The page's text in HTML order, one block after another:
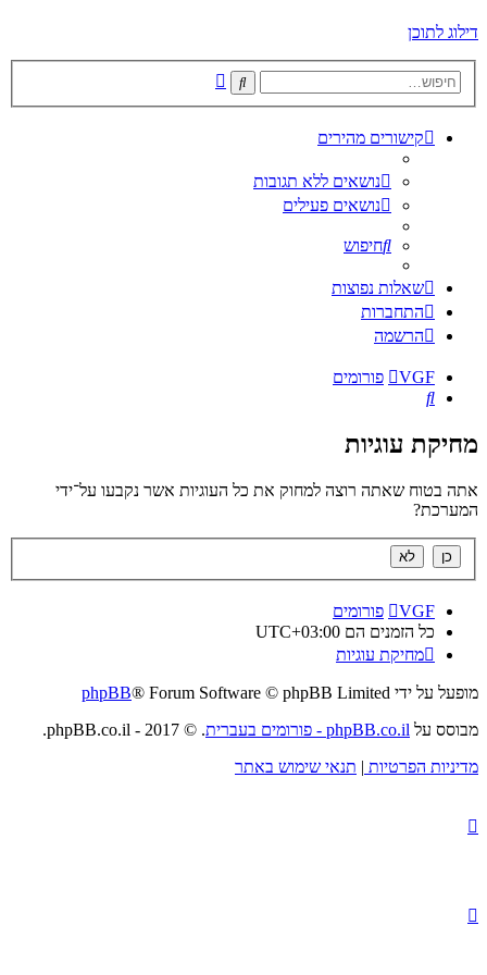
דילוג לתוכן
חיפוש
קישורים מהירים
נושאים ללא תגובות
נושאים פעילים
חיפוש
שאלות נפוצות
התחברות
הרשמה
VGF
פורומים
חיפוש
מחיקת עוגיות
אתה בטוח שאתה רוצה למחוק את כל העוגיות אשר נקבעו על־ידי
המערכת?
VGF
פורומים
כל הזמנים הם UTC+03:00
מחיקת עוגיות
מופעל על ידי phpBB® Forum Software © phpBB Limited
מבוסס על phpBB.co.il - פורומים בעברית
. © 2017 - phpBB.co.il.
מדיניות הפרטיות | תנאי שימוש באתר